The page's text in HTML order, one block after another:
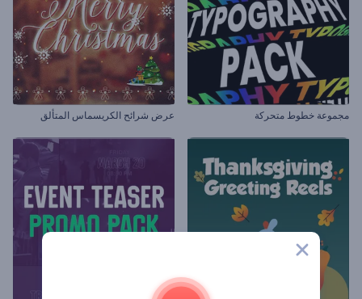
مجموعة خطوط متحركة عرض شرائح الكريسماس المتألق